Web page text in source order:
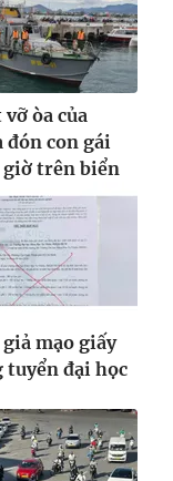
òa của
đón con gái
trên biển
giả mạo giấy
tuyển đại học